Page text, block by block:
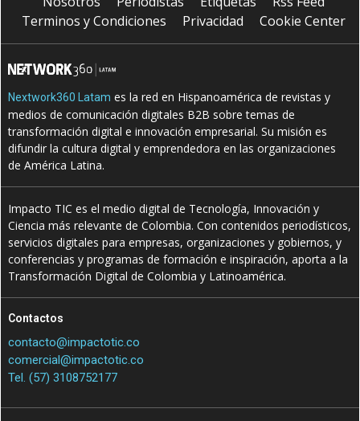
Terminos y Condiciones
Privacidad Cookie Center
Nextwork360 Latam es la red en Hispanoamérica de revistas y
medios de comunicación digitales B2B sobre temas de
transformación digital e innovación empresarial. Su misión es
difundir la cultura digital y emprendedora en las organizaciones
de América Latina.
Impacto TIC es el medio digital de Tecnología, Innovación y
Ciencia más relevante de Colombia. Con contenidos periodísticos,
servicios digitales para empresas, organizaciones y gobiernos, y
conferencias y programas de formación e inspiración, aporta a la
Transformación Digital de Colombia y Latinoamérica.
Contactos
contacto@impactotic.co
comercial@impactotic.co
Tel. (57) 3108752177